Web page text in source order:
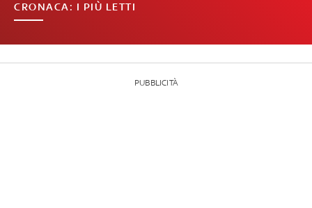
CRONACA: I PIÙ LETTI
PUBBLICITÀ